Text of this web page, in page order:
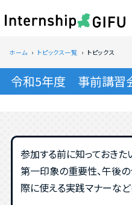
ホーム トピックス一覧 トピックス
令和5年度 事前講習
参加する前に知っておきた
第一印象の重要性、午後
際に使える実践マナーなど